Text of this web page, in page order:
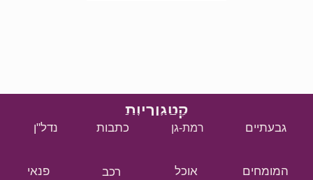
קטגוריות
גבעתיים רמת-גן כתבות נדל"ן
המומחים אוכל רכב פנאי